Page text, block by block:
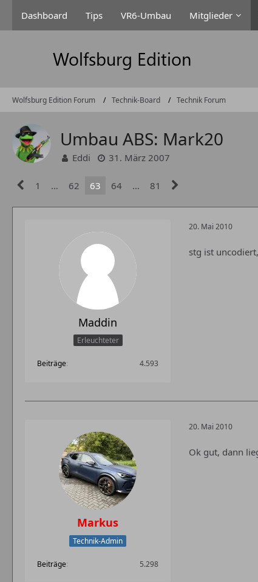
Dashboard Tips VR6-Umbau Mitglieder
Wolfsburg Edition Forum Technik-Board Technik Forum
Umbau ABS: Mark20
Eddi 31. März 2007
1 … 62 63 64 … 81
Maddin
Erleuchteter
Beiträge 4.593
20. Mai 2010
stg ist
Markus
Technik-Admin
Beiträge 5.298
20. Mai 2010
Ok gut, dann